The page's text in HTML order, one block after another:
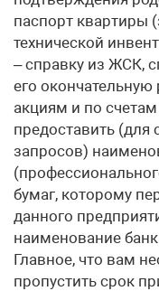
паспорт квартиры
технической
– справку из ЖСК,
его
акциям и по
предоставить (для
запросов)
бумаг, которому
данного
наименование
Главное, что вам
пропустить срок